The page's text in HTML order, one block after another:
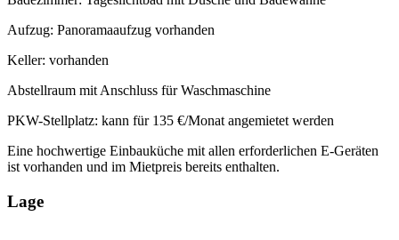
Aufzug: Panoramaaufzug vorhanden
Keller: vorhanden
Abstellraum mit Anschluss für Waschmaschine
PKW-Stellplatz: kann für 135 €/Monat angemietet werden
Eine hochwertige Einbauküche mit allen erforderlichen E-Geräten
ist vorhanden und im Mietpreis bereits enthalten.
Lage